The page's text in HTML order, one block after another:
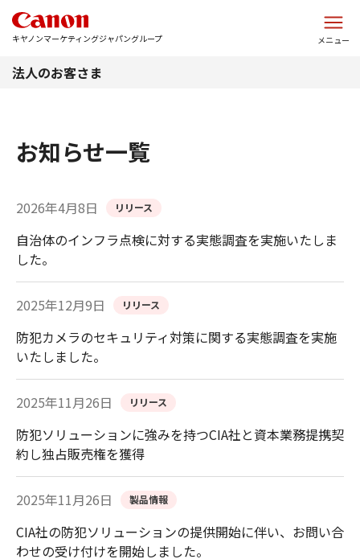
キヤノンマーケティングジャパングループ メニュー
法人のお客さま
お知らせ一覧
2026年4月8日 リリース
自治体のインフラ点検に対する実態調査を実施いたしま
した。​
2025年12月9日 リリース
防犯カメラのセキュリティ対策に関する実態調査を実施
いたしました。
2025年11月26日 リリース
防犯ソリューションに強みを持つCIA社と資本業務提携契
約し独占販売権を獲得
2025年11月26日 製品情報
CIA社の防犯ソリューションの提供開始に伴い、お問い合
わせの受け付けを開始しました。